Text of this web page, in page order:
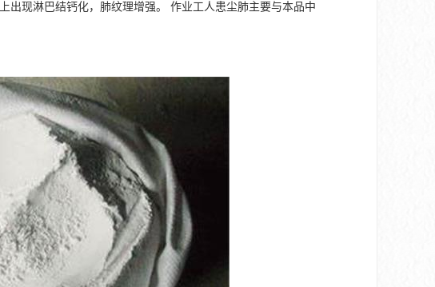
出现淋巴结钙化，肺纹理增强。 作业工人患尘肺主要与本品中